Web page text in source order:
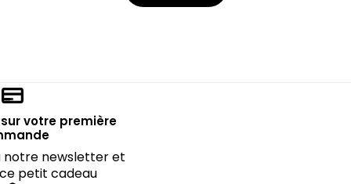
votre première
notre newsletter et
petit cadeau